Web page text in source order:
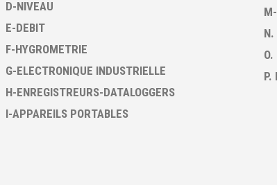
D-NIVEAU
E-DEBIT
F-HYGROMETRIE
G-ELECTRONIQUE INDUSTRIELLE
H-ENREGISTREURS-DATALOGGERS
I-APPAREILS PORTABLES
N.
P.